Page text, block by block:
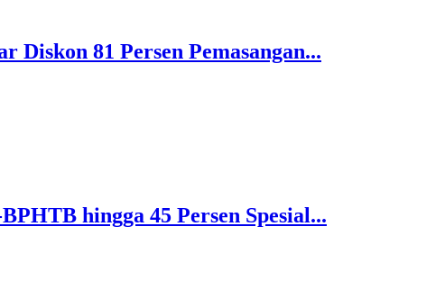
Diskon 81 Persen Pemasangan...
hingga 45 Persen Spesial...